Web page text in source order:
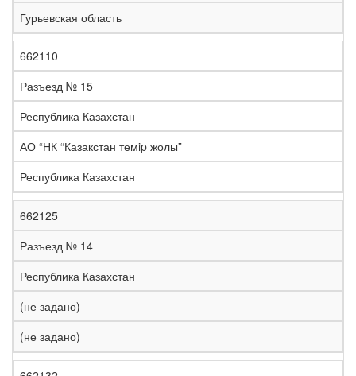
Гурьевская область
662110
Разъезд № 15
Республика Казахстан
АО “НК “Казакстан темip жолы”
Республика Казахстан
662125
Разъезд № 14
Республика Казахстан
(не задано)
(не задано)